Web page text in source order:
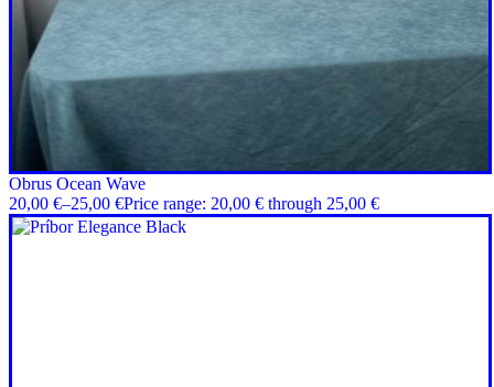
Obrus Ocean Wave
20,00 €–25,00 €Price range: 20,00 € through 25,00 €